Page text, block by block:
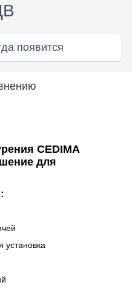
появится
CEDIMA
для
установка